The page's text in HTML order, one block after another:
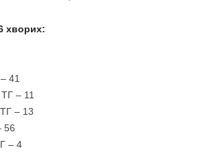
хворих:
41
ТГ – 11
– 13
56
– 4